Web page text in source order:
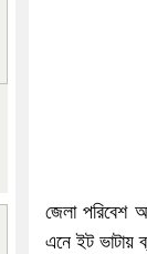
জেলা পরিবেশ
এনে ইট ভাটায়